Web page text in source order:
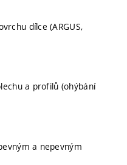
dílce (ARGUS,
a profilů (ohýbání
a nepevným